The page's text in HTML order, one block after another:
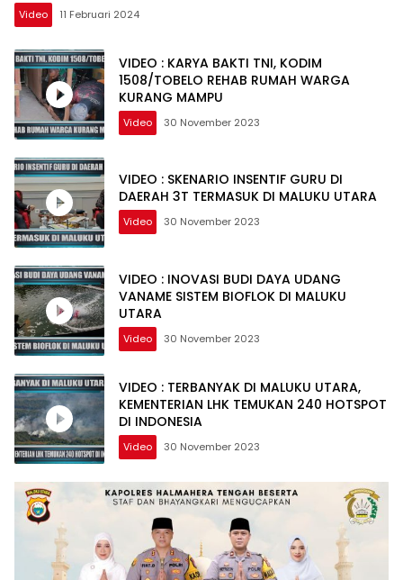
Video 11 Februari 2024
VIDEO : KARYA BAKTI TNI, KODIM
1508/TOBELO REHAB RUMAH WARGA
KURANG MAMPU
Video 30 November 2023
VIDEO : SKENARIO INSENTIF GURU DI
DAERAH 3T TERMASUK DI MALUKU UTARA
Video 30 November 2023
VIDEO : INOVASI BUDI DAYA UDANG
VANAME SISTEM BIOFLOK DI MALUKU
UTARA
Video 30 November 2023
VIDEO : TERBANYAK DI MALUKU UTARA,
KEMENTERIAN LHK TEMUKAN 240 HOTSPOT
DI INDONESIA
Video 30 November 2023